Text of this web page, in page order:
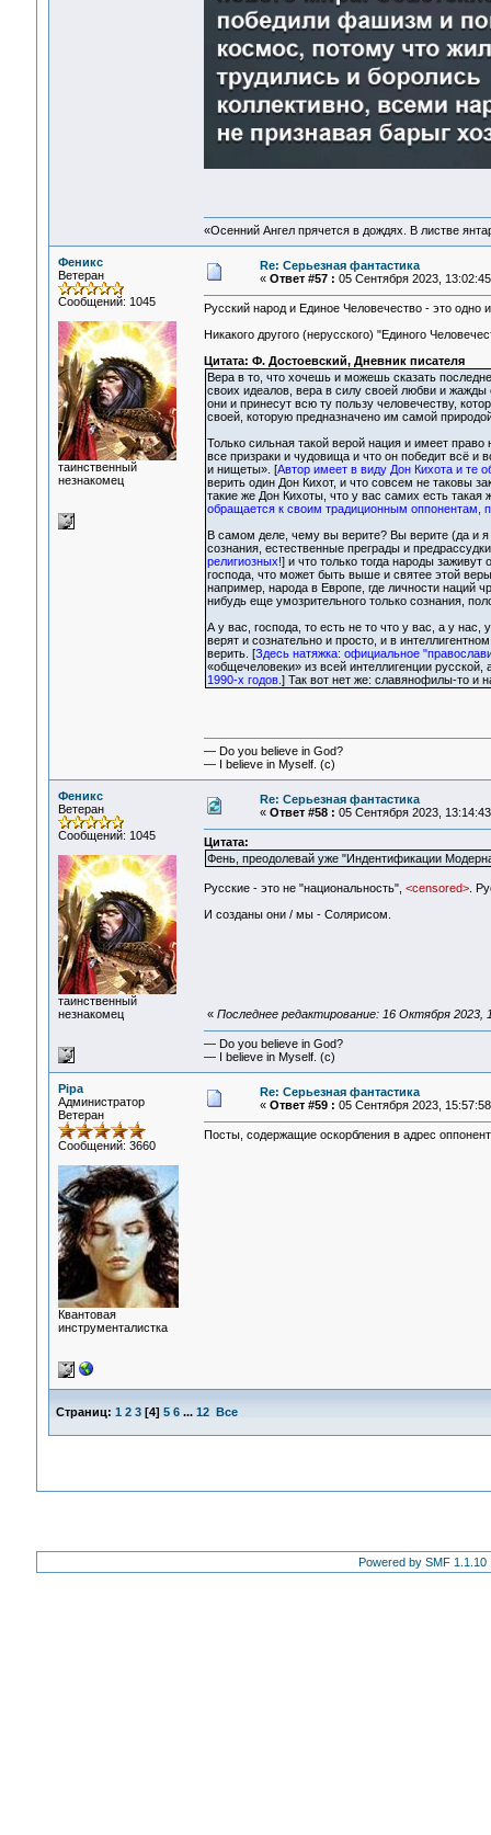
«Осенний Ангел прячется в дождях. В листве
Феникс
Ветеран
Сообщений: 1045
таинственный
незнакомец
Re: Серьезная фантастика
« Ответ #57 : 05 Сентября 2023,
Русский народ и Единое Человечество - это одно
Никакого другого (нерусского) "Единого
Цитата: Ф. Достоевский, Дневник писателя
Вера в то, что хочешь и можешь сказать
своих идеалов, вера в силу своей любви и
они и принесут всю ту пользу человечеству,
своей, которую предназначено им самой
Только сильная такой верой нация и имеет
все призраки и чудовища и что он победит всё и
и нищеты». [Автор имеет в виду Дон Кихота и те
верить один Дон Кихот, и что совсем не таковы
такие же Дон Кихоты, что у вас самих есть такая
обращается к своим традиционным оппонентам,
В самом деле, чему вы верите? Вы верите (да и я
сознания, естественные преграды и
религиозных!] и что только тогда народы
господа, что может быть выше и святее этой
например, народа в Европе, где личности наций
нибудь еще умозрительного только сознания,
А у вас, господа, то есть не то что у вас, а у
верят и сознательно и просто, и в
верить. [Здесь натяжка: официальное
«общечеловеки» из всей интеллигенции
1990-х годов. ] Так вот нет же: славянофилы-то и
— Do you believe in God?
— I believe in Myself. (c)
Феникс
Ветеран
Сообщений: 1045
таинственный
незнакомец
Re: Серьезная фантастика
« Ответ #58 : 05 Сентября 2023,
Цитата:
Фень, преодолевай уже "Индентификации
Русские - это не "национальность", <censored>.
И созданы они / мы - Солярисом.
« Последнее редактирование: 16 Октября 2023,
— Do you believe in God?
— I believe in Myself. (c)
Pipa
Администратор
Ветеран
Сообщений: 3660
Квантовая
инструменталистка
Re: Серьезная фантастика
« Ответ #59 : 05 Сентября 2023,
Посты, содержащие оскорбления в адрес
Страниц: 1 2 3[4] 5 6 ... 12 Все
Powered by SMF 1.1.10